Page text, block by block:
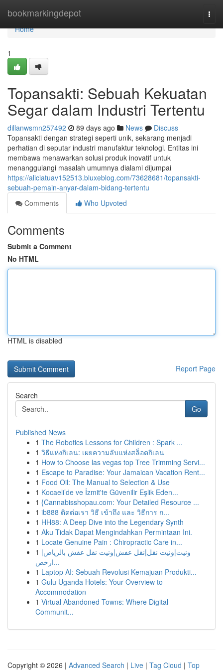
bookmarkingdepot
Home
Home
1
Topansakti: Sebuah Kekuatan
Segar dalam Industri Tertentu
dillanwsmn257492 89 days ago News
Discuss
Topansakti dengan strategi seperti unik, sekarang menjadi
perhatian di seputar industri manufaktur teknologi. Entitas ini
membawa menawarkan solusi produk inovatif untuk
menanggulangi masalah umumnya dialami dijumpai
https://aliciatuav152513.bluxeblog.com/73628681/topansakti-
sebuah-pemain-anyar-dalam-bidang-tertentu
Comments
Who Upvoted
Comments
Submit a Comment
No HTML
HTML is disabled
Report Page
Search
Go
Published News
1 The Robotics Lessons for Children : Spark ...
1 วิธีแห่งกิเลน: เผยความลับแห่งสล็อตกิเลน
1 How to Choose las vegas top Tree Trimming Servi...
1 Escape to Paradise: Your Jamaican Vacation Rent...
1 Food Oil: The Manual to Selection & Use
1 Kocaeli’de ve İzmit'te Güvenilir Eşlik Eden...
1 {Cannabisshopau.com: Your Detailed Resource ...
1 ib888 ติดต่อเรา วิธี เข้าถึง และ วิธีการ ก...
1 HH88: A Deep Dive into the Legendary Synth
1 Aku Tidak Dapat Mengindahkan Permintaan Ini.
1 Locate Genuine Pain : Chiropractic Care in...
1 ونيت|ونيت نقل|نقل عفش|ونيت نقل عفش بالرياض|
ارخص...
1 Laptop AI: Sebuah Revolusi Kemajuan Produkti...
1 Gulu Uganda Hotels: Your Overview to
Accommodation
1 Virtual Abandoned Towns: Where Digital
Communit...
Copyright © 2026 | Advanced Search | Live | Tag Cloud | Top